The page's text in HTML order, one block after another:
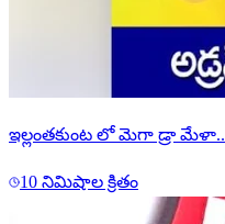
ఇల్లంతకుంట లో మెగా డ్రా మేళా..
10 నిమిషాల క్రితం